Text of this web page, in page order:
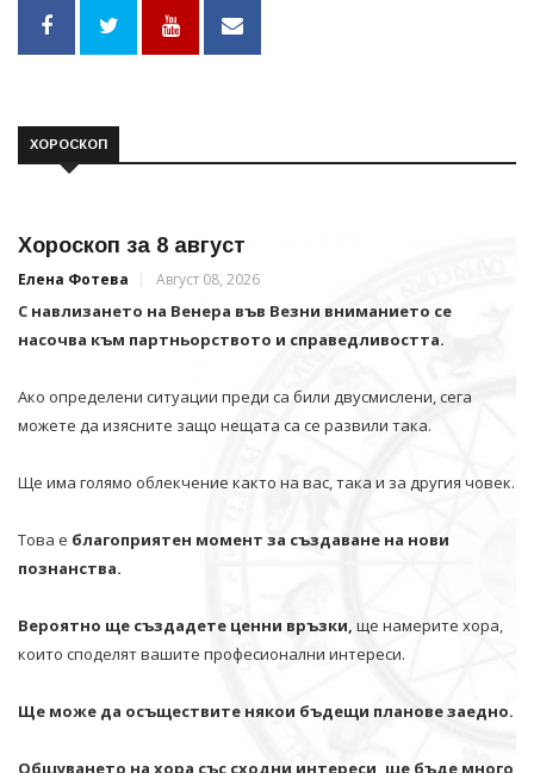
ХОРОСКОП
Хороскоп за 8 август
Елена Фотева Август 08, 2026
С навлизането на Венера във Везни вниманието се
насочва към партньорството и справедливостта.
Ако определени ситуации преди са били двусмислени, сега
можете да изясните защо нещата са се развили така.
Ще има голямо облекчение както на вас, така и за другия човек.
Това е благоприятен момент за създаване на нови
познанства.
Вероятно ще създадете ценни връзки, ще намерите хора,
които споделят вашите професионални интереси.
Ще може да осъществите някои бъдещи планове заедно.
Общуването на хора със сходни интереси, ще бъде много